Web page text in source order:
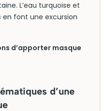
L’eau turquoise et
font une excursion
d’apporter masque
d’une